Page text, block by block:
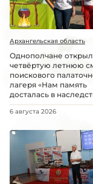
Архангельская область
Однополчане
четвёртую летнюю
поискового
лагеря «Нам память
досталась в
6 августа 2026